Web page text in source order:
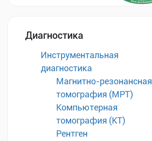
Диагностика
Инструментальная
диагностика
Магнитно-резонансная
томография (МРТ)
Компьютерная
томография (КТ)
Рентген